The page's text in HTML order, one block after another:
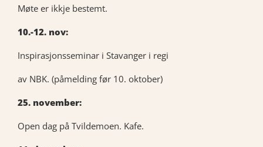
Møte er ikkje bestemt.
10.-12. nov:
Inspirasjonsseminar i Stavanger i regi
av NBK. (påmelding før 10. oktober)
25. november:
Open dag på Tvildemoen. Kafe.